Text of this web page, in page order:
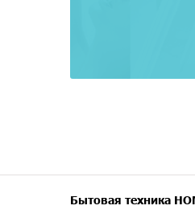
Бытовая техника